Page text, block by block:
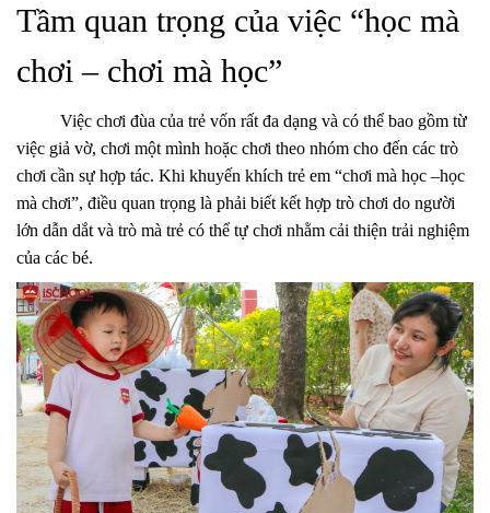
Tầm quan trọng của việc “học mà
chơi – chơi mà học”
Việc chơi đùa của trẻ vốn rất đa dạng và có thể bao gồm từ
việc giả vờ, chơi một mình hoặc chơi theo nhóm cho đến các trò
chơi cần sự hợp tác. Khi khuyến khích trẻ em “chơi mà học –học
mà chơi”, điều quan trọng là phải biết kết hợp trò chơi do người
lớn dẫn dắt và trò mà trẻ có thể tự chơi nhằm cải thiện trải nghiệm
của các bé.